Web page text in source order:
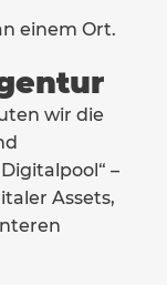
einem Ort.
wir die
–
Assets,